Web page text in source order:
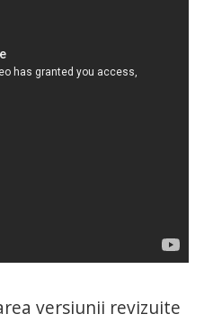
versiunii revizuite